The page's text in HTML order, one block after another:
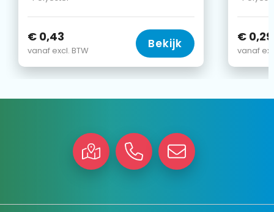
€ 0,43
vanaf excl. BTW Bekijk € 0,29
vanaf